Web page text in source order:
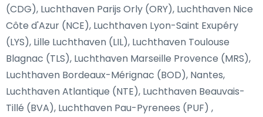
(CDG), Luchthaven Parijs Orly (ORY), Luchthaven Nice
Côte d'Azur (NCE), Luchthaven Lyon-Saint Exupéry
(LYS), Lille Luchthaven (LIL), Luchthaven Toulouse
Blagnac (TLS), Luchthaven Marseille Provence (MRS),
Luchthaven Bordeaux-Mérignac (BOD), Nantes,
Luchthaven Atlantique (NTE), Luchthaven Beauvais-
Tillé (BVA), Luchthaven Pau-Pyrenees (PUF) ,